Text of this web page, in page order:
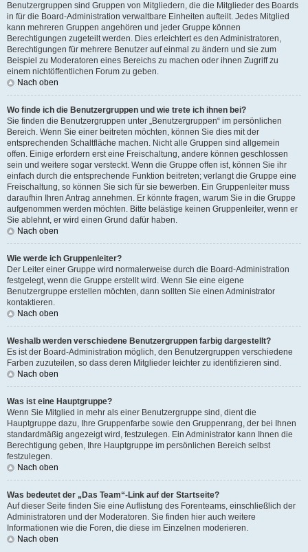
Benutzergruppen sind Gruppen von Mitgliedern, die die Mitglieder des Boards
in für die Board-Administration verwaltbare Einheiten aufteilt. Jedes Mitglied
kann mehreren Gruppen angehören und jeder Gruppe können
Berechtigungen zugeteilt werden. Dies erleichtert es den Administratoren,
Berechtigungen für mehrere Benutzer auf einmal zu ändern und sie zum
Beispiel zu Moderatoren eines Bereichs zu machen oder ihnen Zugriff zu
einem nichtöffentlichen Forum zu geben.
Nach oben
Wo finde ich die Benutzergruppen und wie trete ich ihnen bei?
Sie finden die Benutzergruppen unter „Benutzergruppen“ im persönlichen
Bereich. Wenn Sie einer beitreten möchten, können Sie dies mit der
entsprechenden Schaltfläche machen. Nicht alle Gruppen sind allgemein
offen. Einige erfordern erst eine Freischaltung, andere können geschlossen
sein und weitere sogar versteckt. Wenn die Gruppe offen ist, können Sie ihr
einfach durch die entsprechende Funktion beitreten; verlangt die Gruppe eine
Freischaltung, so können Sie sich für sie bewerben. Ein Gruppenleiter muss
daraufhin Ihren Antrag annehmen. Er könnte fragen, warum Sie in die Gruppe
aufgenommen werden möchten. Bitte belästige keinen Gruppenleiter, wenn er
Sie ablehnt, er wird einen Grund dafür haben.
Nach oben
Wie werde ich Gruppenleiter?
Der Leiter einer Gruppe wird normalerweise durch die Board-Administration
festgelegt, wenn die Gruppe erstellt wird. Wenn Sie eine eigene
Benutzergruppe erstellen möchten, dann sollten Sie einen Administrator
kontaktieren.
Nach oben
Weshalb werden verschiedene Benutzergruppen farbig dargestellt?
Es ist der Board-Administration möglich, den Benutzergruppen verschiedene
Farben zuzuteilen, so dass deren Mitglieder leichter zu identifizieren sind.
Nach oben
Was ist eine Hauptgruppe?
Wenn Sie Mitglied in mehr als einer Benutzergruppe sind, dient die
Hauptgruppe dazu, Ihre Gruppenfarbe sowie den Gruppenrang, der bei Ihnen
standardmäßig angezeigt wird, festzulegen. Ein Administrator kann Ihnen die
Berechtigung geben, Ihre Hauptgruppe im persönlichen Bereich selbst
festzulegen.
Nach oben
Was bedeutet der „Das Team“-Link auf der Startseite?
Auf dieser Seite finden Sie eine Auflistung des Forenteams, einschließlich der
Administratoren und der Moderatoren. Sie finden hier auch weitere
Informationen wie die Foren, die diese im Einzelnen moderieren.
Nach oben